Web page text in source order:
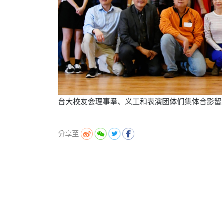
台大校友会理事羣、义工和表演团体们集体合影
分享至